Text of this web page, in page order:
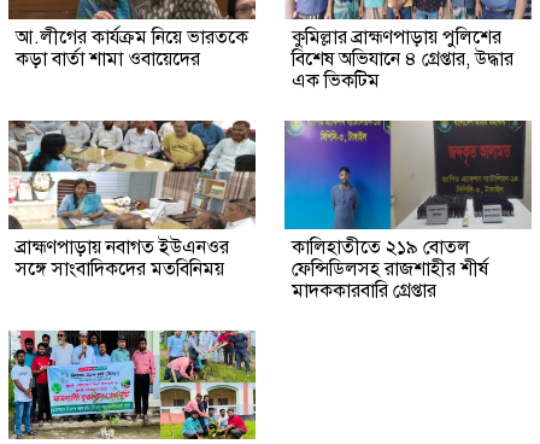
আ.লীগের কার্যক্রম নিয়ে ভারতকে
কড়া বার্তা শামা ওবায়েদের
কুমিল্লার ব্রাহ্মণপাড়ায় পুলিশের
বিশেষ অভিযানে ৪ গ্রেপ্তার, উদ্ধার
এক ভিকটিম
ব্রাহ্মণপাড়ায় নবাগত ইউএনওর
সঙ্গে সাংবাদিকদের মতবিনিময়
কালিহাতীতে ২১৯ বোতল
ফেন্সিডিলসহ রাজশাহীর শীর্ষ
মাদককারবারি গ্রেপ্তার